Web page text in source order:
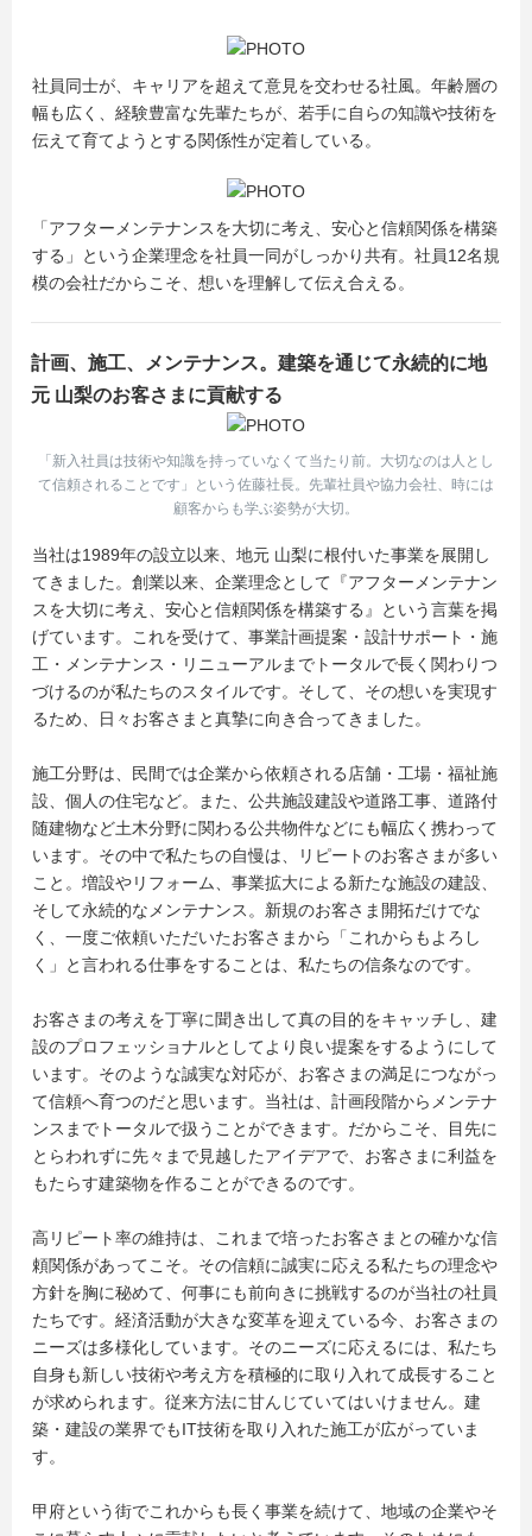
社員同士が、キャリアを超えて意見を交わせる社風。年齢層の
幅も広く、経験豊富な先輩たちが、若手に自らの知識や技術を
伝えて育てようとする関係性が定着している。
「アフターメンテナンスを大切に考え、安心と信頼関係を構築
する」という企業理念を社員一同がしっかり共有。社員12名規
模の会社だからこそ、想いを理解して伝え合える。
計画、施工、メンテナンス。建築を通じて永続的に地
元 山梨のお客さまに貢献する
「新入社員は技術や知識を持っていなくて当たり前。大切なのは人とし
て信頼されることです」という佐藤社長。先輩社員や協力会社、時には
顧客からも学ぶ姿勢が大切。
当社は1989年の設立以来、地元 山梨に根付いた事業を展開し
てきました。創業以来、企業理念として『アフターメンテナン
スを大切に考え、安心と信頼関係を構築する』という言葉を掲
げています。これを受けて、事業計画提案・設計サポート・施
工・メンテナンス・リニューアルまでトータルで長く関わりつ
づけるのが私たちのスタイルです。そして、その想いを実現す
るため、日々お客さまと真摯に向き合ってきました。
施工分野は、民間では企業から依頼される店舗・工場・福祉施
設、個人の住宅など。また、公共施設建設や道路工事、道路付
随建物など土木分野に関わる公共物件などにも幅広く携わって
います。その中で私たちの自慢は、リピートのお客さまが多い
こと。増設やリフォーム、事業拡大による新たな施設の建設、
そして永続的なメンテナンス。新規のお客さま開拓だけでな
く、一度ご依頼いただいたお客さまから「これからもよろし
く」と言われる仕事をすることは、私たちの信条なのです。
お客さまの考えを丁寧に聞き出して真の目的をキャッチし、建
設のプロフェッショナルとしてより良い提案をするようにして
います。そのような誠実な対応が、お客さまの満足につながっ
て信頼へ育つのだと思います。当社は、計画段階からメンテナ
ンスまでトータルで扱うことができます。だからこそ、目先に
とらわれずに先々まで見越したアイデアで、お客さまに利益を
もたらす建築物を作ることができるのです。
高リピート率の維持は、これまで培ったお客さまとの確かな信
頼関係があってこそ。その信頼に誠実に応える私たちの理念や
方針を胸に秘めて、何事にも前向きに挑戦するのが当社の社員
たちです。経済活動が大きな変革を迎えている今、お客さまの
ニーズは多様化しています。そのニーズに応えるには、私たち
自身も新しい技術や考え方を積極的に取り入れて成長すること
が求められます。従来方法に甘んじていてはいけません。建
築・建設の業界でもIT技術を取り入れた施工が広がっていま
す。
甲府という街でこれからも長く事業を続けて、地域の企業やそ